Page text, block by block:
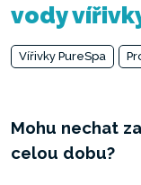
vody
Vířivky PureSpa
Mohu nechat
celou dobu?